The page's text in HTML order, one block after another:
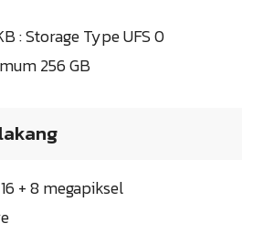
: Storage Type UFS 0
256 GB
+ 8 megapiksel